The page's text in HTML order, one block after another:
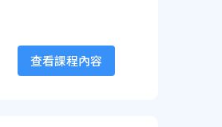
查看課程內容